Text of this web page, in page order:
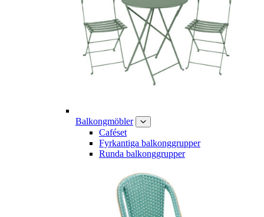
Balkongmöbler
Caféset
Fyrkantiga balkonggrupper
Runda balkonggrupper